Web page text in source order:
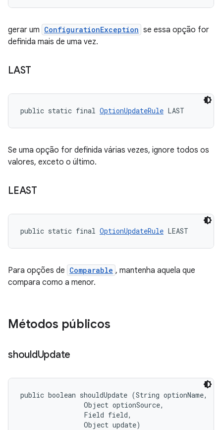
gerar um ConfigurationException se essa opção for
definida mais de uma vez.
LAST
public static final OptionUpdateRule LAST
Se uma opção for definida várias vezes, ignore todos os
valores, exceto o último.
LEAST
public static final OptionUpdateRule LEAST
Para opções de Comparable , mantenha aquela que
compara como a menor.
Métodos públicos
shouldUpdate
public boolean shouldUpdate (String optionName,
                Object optionSource,
                Field field,
                Object update)